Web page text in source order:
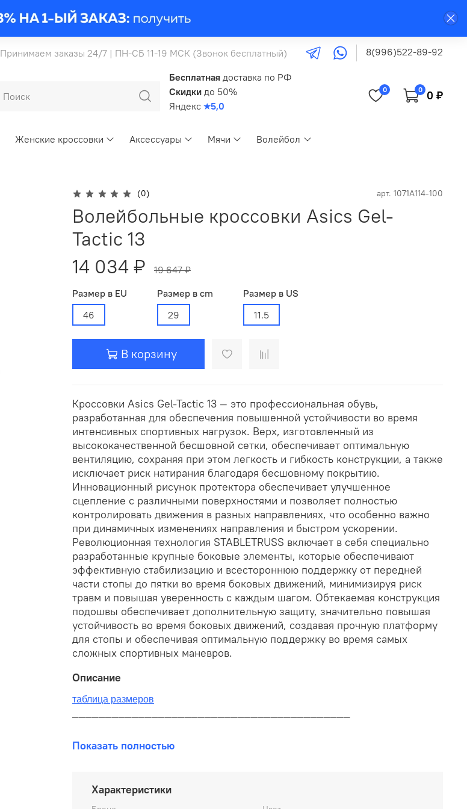
Принимаем заказы 24/7 | ПН-СБ 11-19 МСК (Звонок бесплатный) 8(996)522-89-92
Бесплатная доставка по РФ
Скидки до 50%
Яндекс ★5,0
0 0 0 ₽
Женские кроссовки Аксессуары Мячи
Волейбол
(0) арт. 1071A114-100
Волейбольные кроссовки Asics Gel-
Tactic 13
14 034 ₽
19 647 ₽
Размер в EU
46
Размер в cm
29
Размер в US
11.5
В корзину
Кроссовки Asics Gel-Tactic 13 — это профессиональная обувь,
разработанная для обеспечения повышенной устойчивости во время
интенсивных спортивных нагрузок. Верх, изготовленный из
высококачественной бесшовной сетки, обеспечивает оптимальную
вентиляцию, сохраняя при этом легкость и гибкость конструкции, а также
исключает риск натирания благодаря бесшовному покрытию.
Инновационный рисунок протектора обеспечивает улучшенное
сцепление с различными поверхностями и позволяет полностью
контролировать движения в разных направлениях, что особенно важно
при динамичных изменениях направления и быстром ускорении.
Революционная технология STABLETRUSS включает в себя специально
разработанные крупные боковые элементы, которые обеспечивают
эффективную стабилизацию и всестороннюю поддержку от передней
части стопы до пятки во время боковых движений, минимизируя риск
травм и повышая уверенность с каждым шагом. Обтекаемая конструкция
подошвы обеспечивает дополнительную защиту, значительно повышая
устойчивость во время боковых движений, создавая прочную платформу
для стопы и обеспечивая оптимальную поддержку во время самых
сложных спортивных маневров.
Описание
таблица размеров
__________________________________________
Показать полностью
Характеристики